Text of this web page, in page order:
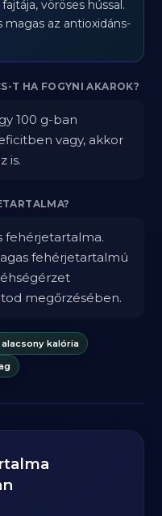
vöröses hússal.
magas az antioxidáns-
T HA FOGYNI AKAROK?
100 g-ban
vagy, akkor
is.
fehérjetartalma.
fehérjetartalmú
megőrzésében.
kalória